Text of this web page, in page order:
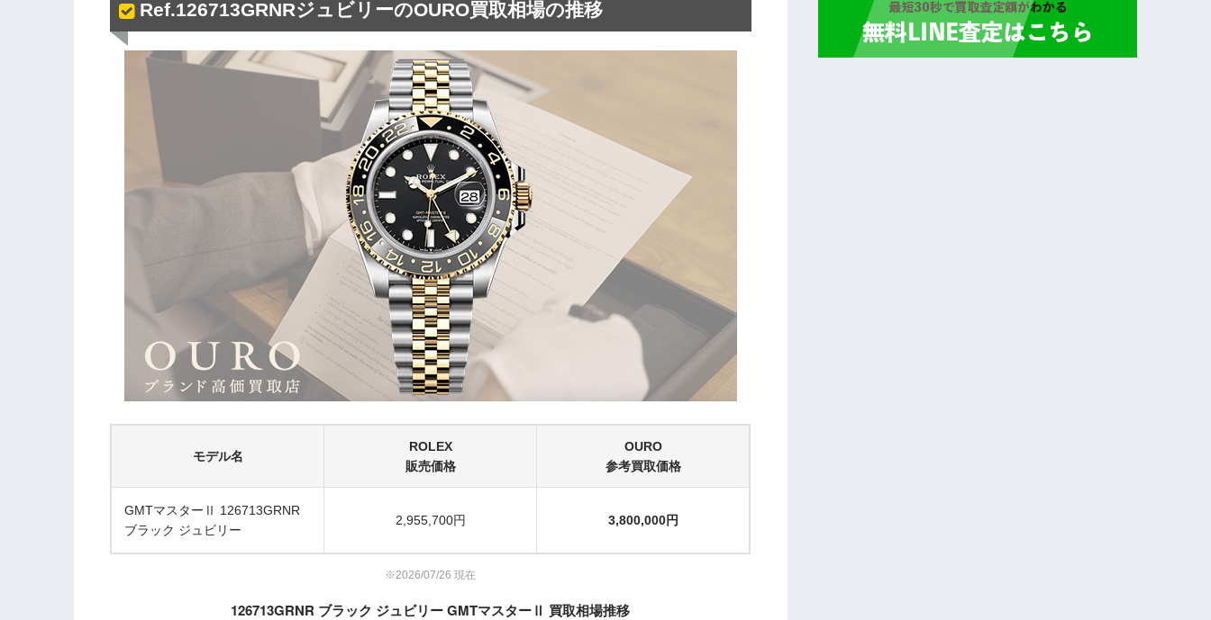
Ref.126713GRNRジュビリーのOURO買取相場の推移
モデル名
ROLEX
販売価格
OURO
参考買取価格
GMTマスターⅡ 126713GRNR
ブラック ジュビリー
2,955,700円 3,800,000円
※2026/07/26 現在